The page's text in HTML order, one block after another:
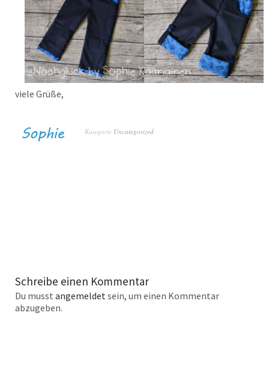
viele Grüße,
Kategorie Uncategorized
Schreibe einen Kommentar
Du musst angemeldetsein, um einen Kommentar
abzugeben.